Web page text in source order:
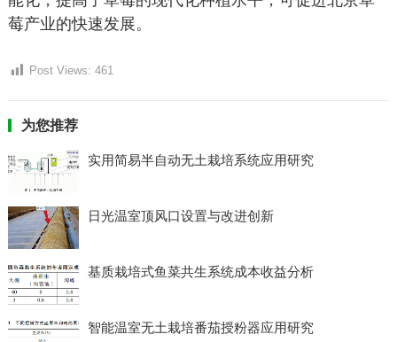
莓产业的快速发展。
Post Views: 461
为您推荐
实用简易半自动无土栽培系统应用研究
日光温室顶风口设置与改进创新
基质栽培式鱼菜共生系统成本收益分析
智能温室无土栽培番茄授粉器应用研究